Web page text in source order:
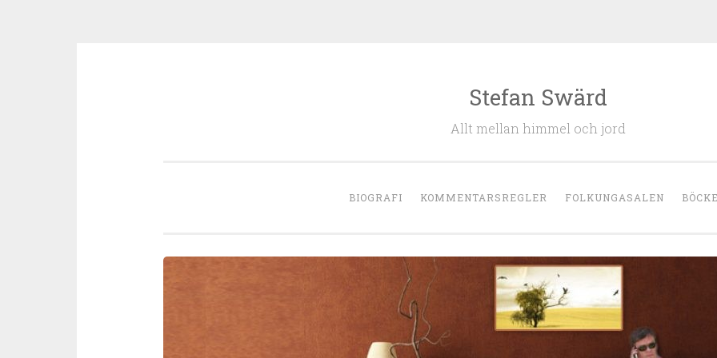
Stefan Swärd
Allt mellan himmel och jord
BIOGRAFI KOMMENTARSREGLER FOLKUNGASALEN